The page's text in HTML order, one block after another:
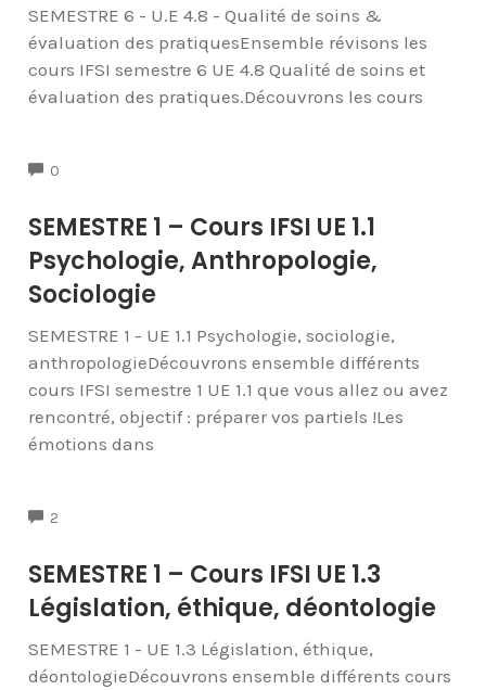
SEMESTRE 6 - U.E 4.8 - Qualité de soins &
évaluation des pratiquesEnsemble révisons les
cours IFSI semestre 6 UE 4.8 Qualité de soins et
évaluation des pratiques.Découvrons les cours
0
SEMESTRE 1 – Cours IFSI UE 1.1
Psychologie, Anthropologie,
Sociologie
SEMESTRE 1 - UE 1.1 Psychologie, sociologie,
anthropologieDécouvrons ensemble différents
cours IFSI semestre 1 UE 1.1 que vous allez ou avez
rencontré, objectif : préparer vos partiels !Les
émotions dans
2
SEMESTRE 1 – Cours IFSI UE 1.3
Législation, éthique, déontologie
SEMESTRE 1 - UE 1.3 Législation, éthique,
déontologieDécouvrons ensemble différents cours